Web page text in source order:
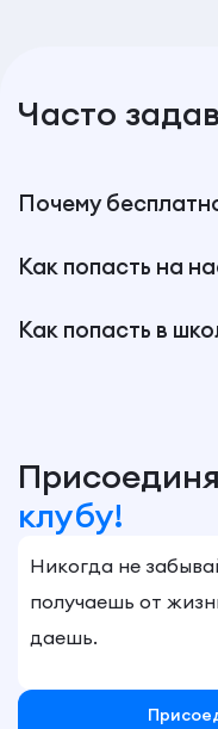
Часто
Почему
Как попасть на
Как попасть в
клубу!
Никогда не
получаешь от
даешь.